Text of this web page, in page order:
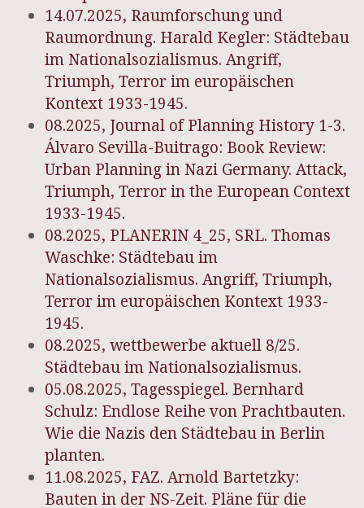
14.07.2025, Raumforschung und
Raumordnung. Harald Kegler: Städtebau
im Nationalsozialismus. Angriff,
Triumph, Terror im europäischen
Kontext 1933-1945.
08.2025, Journal of Planning History 1-3.
Álvaro Sevilla-Buitrago: Book Review:
Urban Planning in Nazi Germany. Attack,
Triumph, Terror in the European Context
1933-1945.
08.2025, PLANERIN 4_25, SRL. Thomas
Waschke: Städtebau im
Nationalsozialismus. Angriff, Triumph,
Terror im europäischen Kontext 1933-
1945.
08.2025, wettbewerbe aktuell 8/25.
Städtebau im Nationalsozialismus.
05.08.2025, Tagesspiegel. Bernhard
Schulz: Endlose Reihe von Prachtbauten.
Wie die Nazis den Städtebau in Berlin
planten.
11.08.2025, FAZ. Arnold Bartetzky:
Bauten in der NS-Zeit. Pläne für die